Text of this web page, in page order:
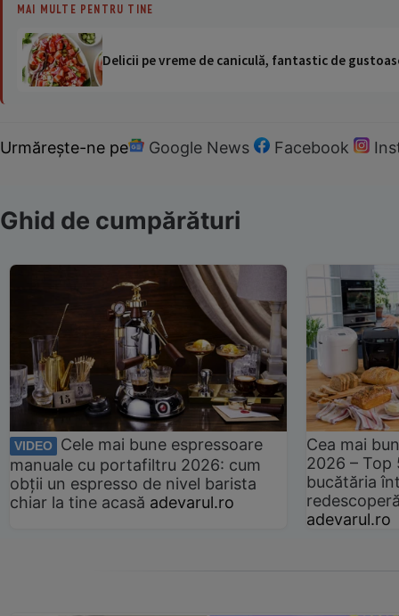
MAI MULTE PENTRU TINE
Delicii pe vreme de caniculă, fantastic de
Urmărește-ne pe Google News Facebook
Ghid de cumpărături
VIDEO
Cele mai bune espressoare
manuale cu portafiltru 2026: cum
obții un espresso de nivel barista
chiar la tine acasă adevarul.ro
Cea mai
2026 –
bucătăria
adevarul.ro